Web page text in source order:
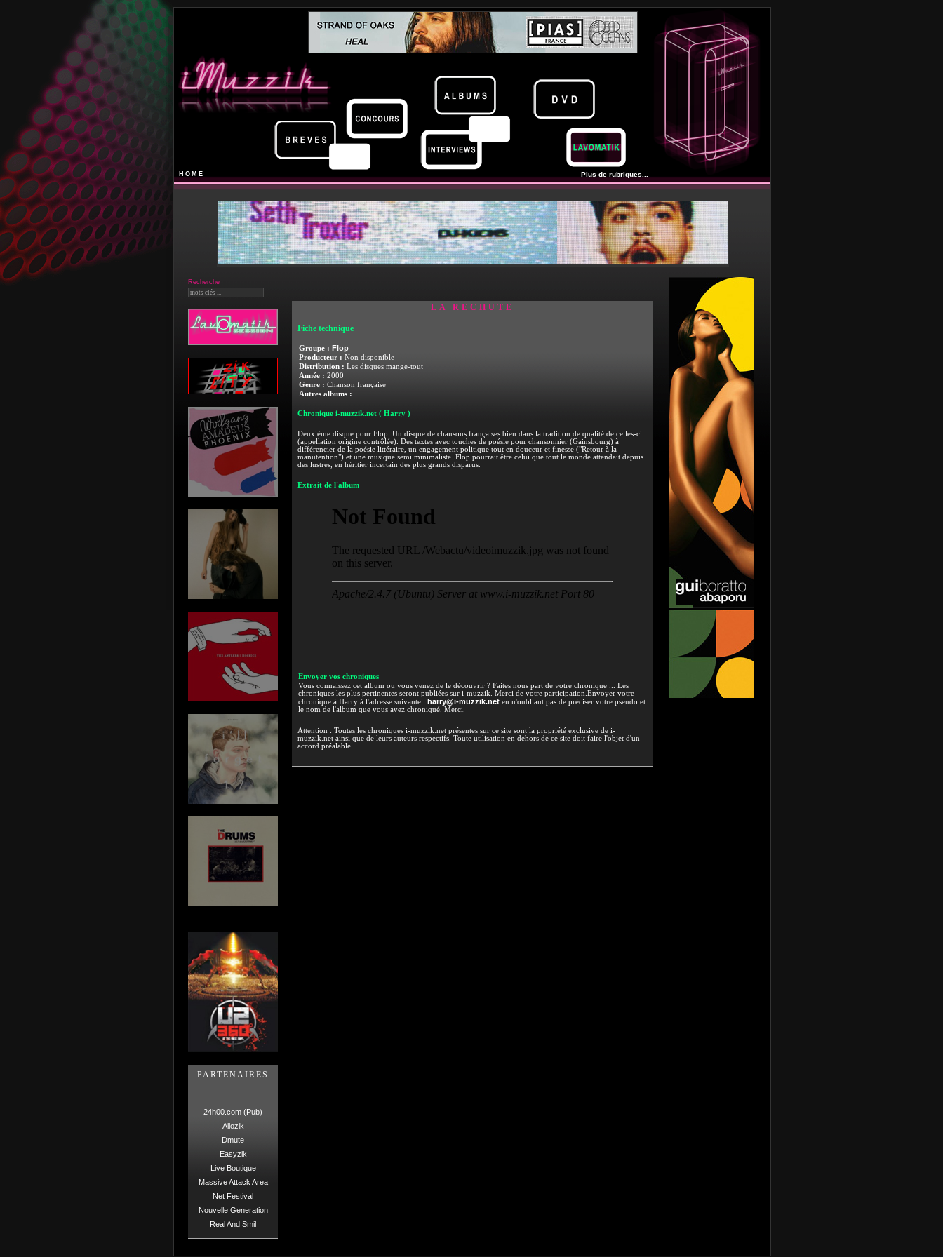
HOME Plus de rubriques...
Recherche
PARTENAIRES
24h00.com (Pub)
Allozik
Dmute
Easyzik
Live Boutique
Massive Attack Area
Net Festival
Nouvelle Generation
Real And Smil
LA RECHUTE
Fiche technique
Groupe : Flop
Producteur : Non disponible
Distribution : Les disques mange-tout
Année : 2000
Genre : Chanson française
Autres albums :
Chronique i-muzzik.net ( Harry )
Deuxième disque pour Flop. Un disque de chansons françaises bien dans la tradition de qualité de celles-ci
(appellation origine contrôlée). Des textes avec touches de poésie pour chansonnier (Gainsbourg) à
différencier de la poésie littéraire, un engagement politique tout en douceur et finesse ("Retour à la
manutention") et une musique semi minimaliste. Flop pourrait être celui que tout le monde attendait depuis
des lustres, en héritier incertain des plus grands disparus.
Extrait de l'album
Envoyer vos chroniques
Vous connaissez cet album ou vous venez de le découvrir ? Faites nous part de votre chronique ... Les
chroniques les plus pertinentes seront publiées sur i-muzzik. Merci de votre participation.Envoyer votre
chronique à Harry à l'adresse suivante : harry@i-muzzik.neten n'oubliant pas de préciser votre pseudo et
le nom de l'album que vous avez chroniqué. Merci.
Attention : Toutes les chroniques i-muzzik.net présentes sur ce site sont la propriété exclusive de i-
muzzik.net ainsi que de leurs auteurs respectifs. Toute utilisation en dehors de ce site doit faire l'objet d'un
accord préalable.